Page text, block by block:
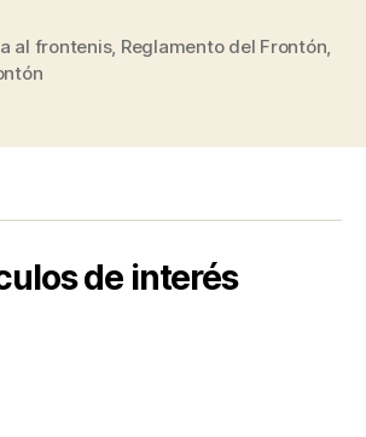
del
al frontenis, Reglamento del Frontón,
de interés